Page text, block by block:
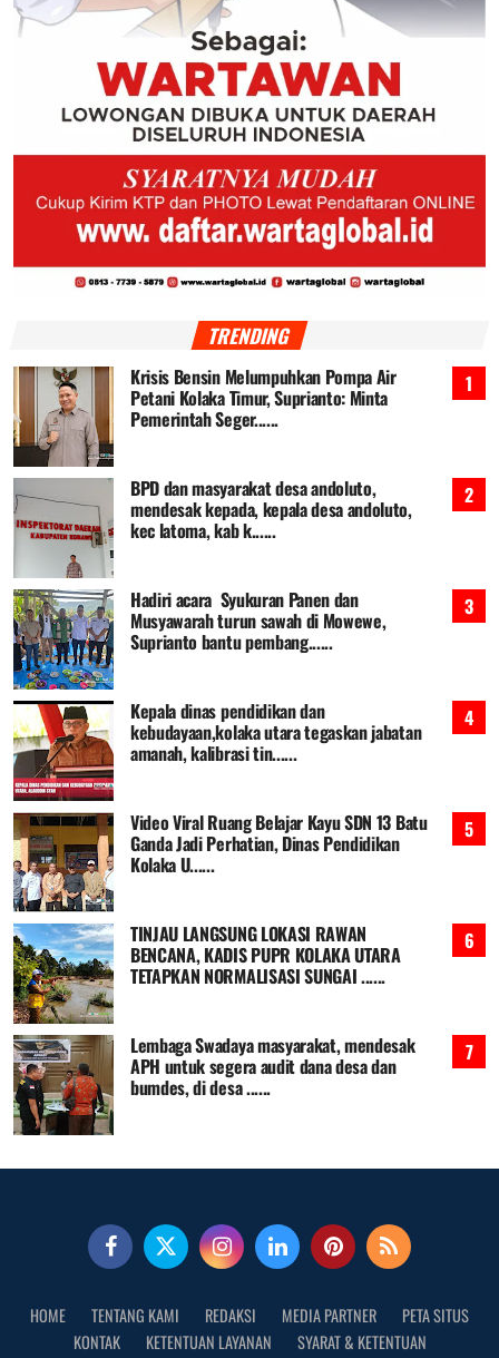
TRENDING
Krisis Bensin Melumpuhkan Pompa Air
Petani Kolaka Timur, Suprianto: Minta
Pemerintah Seger......
BPD dan masyarakat desa andoluto,
mendesak kepada, kepala desa andoluto,
kec latoma, kab k......
Hadiri acara Syukuran Panen dan
Musyawarah turun sawah di Mowewe,
Suprianto bantu pembang......
Kepala dinas pendidikan dan
kebudayaan,kolaka utara tegaskan jabatan
amanah, kalibrasi tin......
Video Viral Ruang Belajar Kayu SDN 13 Batu
Ganda Jadi Perhatian, Dinas Pendidikan
Kolaka U......
TINJAU LANGSUNG LOKASI RAWAN
BENCANA, KADIS PUPR KOLAKA UTARA
TETAPKAN NORMALISASI SUNGAI ......
Lembaga Swadaya masyarakat, mendesak
APH untuk segera audit dana desa dan
bumdes, di desa ......
HOME TENTANG KAMI REDAKSI MEDIA PARTNER
PETA SITUS
KONTAK
KETENTUAN LAYANAN
SYARAT & KETENTUAN